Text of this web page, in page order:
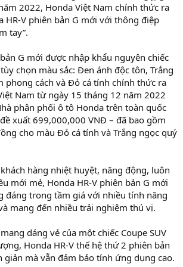
2022, Honda Việt Nam chính thức ra
HR-V phiên bản G mới với thông điệp
tay”.
G mới được nhập khẩu nguyên chiếc
chọn màu sắc: Đen ánh độc tôn, Trắng
phong cách và Đỏ cá tính chính thức ra
Nam từ ngày 15 tháng 12 năm 2022
phân phối ô tô Honda trên toàn quốc
xuất 699,000,000 VNĐ – đã bao gồm
cho màu Đỏ cá tính và Trắng ngọc quý
hàng nhiệt huyệt, năng động, luôn
mới mẻ, Honda HR-V phiên bản G mới
đáng trong tầm giá với nhiều tính năng
mang đến nhiều trải nghiệm thú vị.
dáng vẻ của một chiếc Coupe SUV
Honda HR-V thế hệ thứ 2 phiên bản
giản mà vẫn đảm bảo tính ứng dụng cao.